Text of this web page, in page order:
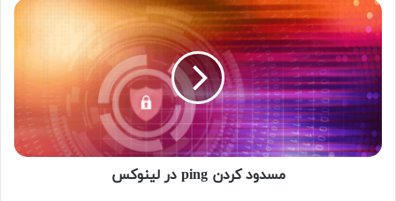
مسدود کردن ping در لینوکس